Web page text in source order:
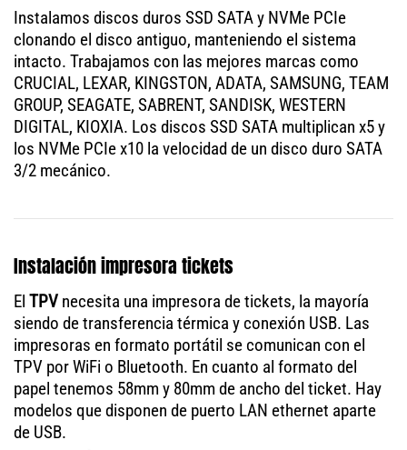
Instalamos discos duros SSD SATA y NVMe PCIe
clonando el disco antiguo, manteniendo el sistema
intacto. Trabajamos con las mejores marcas como
CRUCIAL, LEXAR, KINGSTON, ADATA, SAMSUNG, TEAM
GROUP, SEAGATE, SABRENT, SANDISK, WESTERN
DIGITAL, KIOXIA. Los discos SSD SATA multiplican x5 y
los NVMe PCIe x10 la velocidad de un disco duro SATA
3/2 mecánico.
Instalación impresora tickets
El TPV necesita una impresora de tickets, la mayoría
siendo de transferencia térmica y conexión USB. Las
impresoras en formato portátil se comunican con el
TPV por WiFi o Bluetooth. En cuanto al formato del
papel tenemos 58mm y 80mm de ancho del ticket. Hay
modelos que disponen de puerto LAN ethernet aparte
de USB.